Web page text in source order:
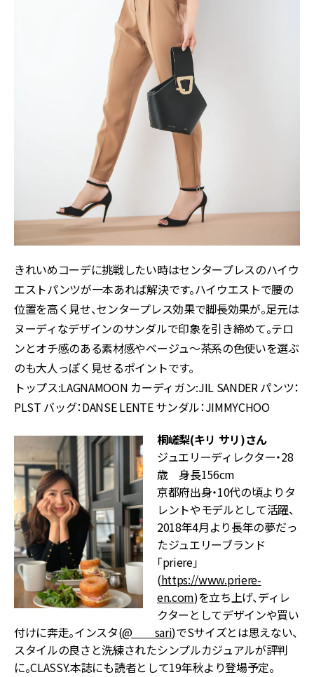
きれいめコーデに挑戦したい時はセンタープレスのハイウ
エストパンツが一本あれば解決です。ハイウエストで腰の
位置を高く見せ、センタープレス効果で脚長効果が。足元は
ヌーディなデザインのサンダルで印象を引き締めて。テロ
ンとオチ感のある素材感やベージュ〜茶系の色使いを選ぶ
のも大人っぽく見せるポイントです。
トップス:LAGNAMOON カーディガン:JIL SANDER パンツ：
PLST バッグ：DANSE LENTE サンダル：JIMMYCHOO
桐嵯梨(キリ サリ)さん
ジュエリーディレクター・28
歳 身長156cm
京都府出身・10代の頃よりタ
レントやモデルとして活躍、
2018年4月より長年の夢だっ
たジュエリーブランド
「priere」
(https://www.priere-
en.com)を立ち上げ、ディレ
クターとしてデザインや買い
付けに奔走。インスタ(@＿＿sari)でSサイズとは思えない、
スタイルの良さと洗練されたシンプルカジュアルが評判
に。CLASSY.本誌にも読者として19年秋より登場予定。